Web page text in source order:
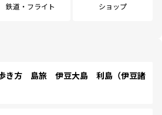
鉄道・フライト ショップ
き方 島旅 伊豆大島 利島（伊豆諸